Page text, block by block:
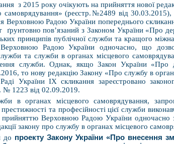
з 2015 року очікують на прийняття нової
(реєстр.№2489 від 30.03.2015),
Верховною Радою України попереднього
ґрунтовно пов’язаний з Законом України «Про
принципів публічної служби та кращого
Радою України одночасно, що
та служби в органах місцевого
служби. Однак, якщо Закон України «Про
то нову редакцію Закону «Про службу в
України IX скликання зареєстровано
№ 1223 від 02.09.2019.
в органах місцевого самоврядування,
та професійності цієї служби
Верховною Радою України одночасно
закону про службу в органах місцевого
до проекту Закону України «Про внесення